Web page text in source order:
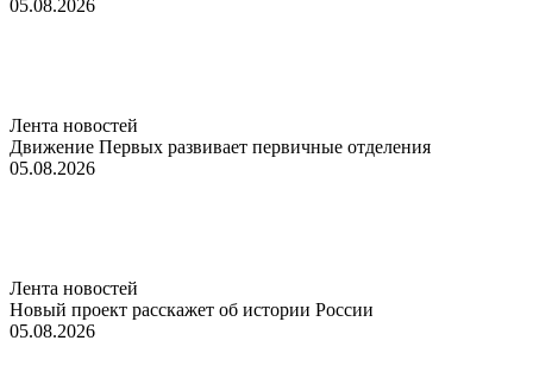
05.08.2026
Лента новостей
Движение Первых развивает первичные отделения
05.08.2026
Лента новостей
Новый проект расскажет об истории России
05.08.2026